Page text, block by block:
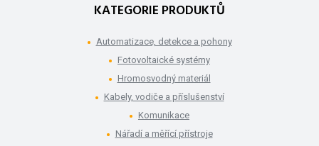
KATEGORIE PRODUKTŮ
Automatizace, detekce a pohony
Fotovoltaické systémy
Hromosvodný materiál
Kabely, vodiče a příslušenství
Komunikace
Nářadí a měřící přístroje